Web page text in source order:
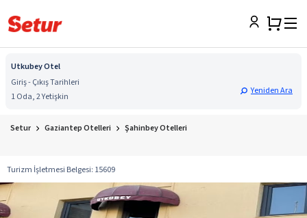
Utkubey Otel
Giriş - Çıkış Tarihleri
1 Oda, 2 Yetişkin
Yeniden Ara
Setur Gaziantep Otelleri Şahinbey Otelleri
Turizm İşletmesi Belgesi: 15609